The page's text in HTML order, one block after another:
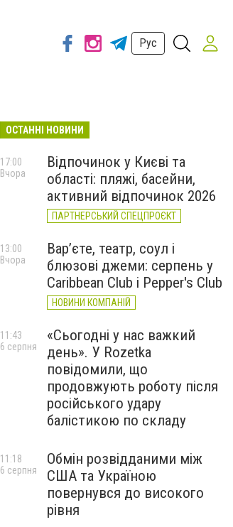
Рус
ОСТАННІ НОВИНИ
Відпочинок у Києві та
області: пляжі, басейни,
активний відпочинок 2026
ПАРТНЕРСЬКИЙ СПЕЦПРОЄКТ
17:00
Вчора
Вар’єте, театр, соул і
блюзові джеми: серпень у
Caribbean Club і Pepper's Club
НОВИНИ КОМПАНІЙ
13:00
Вчора
«Сьогодні у нас важкий
день». У Rozetka
повідомили, що
продовжують роботу після
російського удару
балістикою по складу
11:43
6 серпня
Обмін розвідданими між
США та Україною
повернувся до високого
рівня
11:18
6 серпня